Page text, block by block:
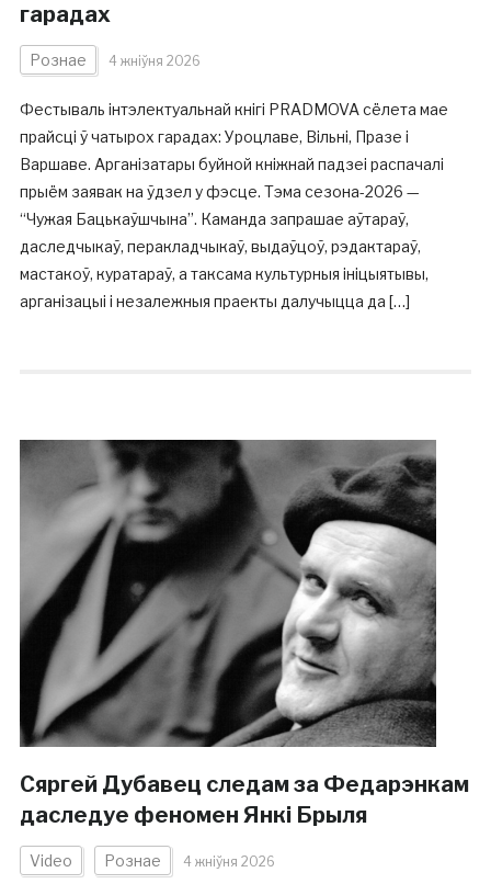
гарадах
Рознае 4 жніўня 2026
Фестываль інтэлектуальнай кнігі PRADMOVA сёлета мае
прайсці ў чатырох гарадах: Уроцлаве, Вільні, Празе і
Варшаве. Арганізатары буйной кніжнай падзеі распачалі
прыём заявак на ўдзел у фэсце. Тэма сезона-2026 —
“Чужая Бацькаўшчына”. Каманда запрашае аўтараў,
даследчыкаў, перакладчыкаў, выдаўцоў, рэдактараў,
мастакоў, куратараў, а таксама культурныя ініцыятывы,
арганізацыі і незалежныя праекты далучыцца да […]
Сяргей Дубавец следам за Федарэнкам
даследуе феномен Янкі Брыля
Video Рознае 4 жніўня 2026